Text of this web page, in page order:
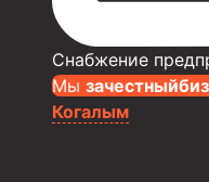
Снабжение
Мы за
Когалым